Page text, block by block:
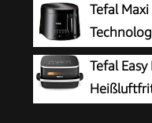
AF357B
Tefal
Griff, kompakte
von 150°C bis
Tefal